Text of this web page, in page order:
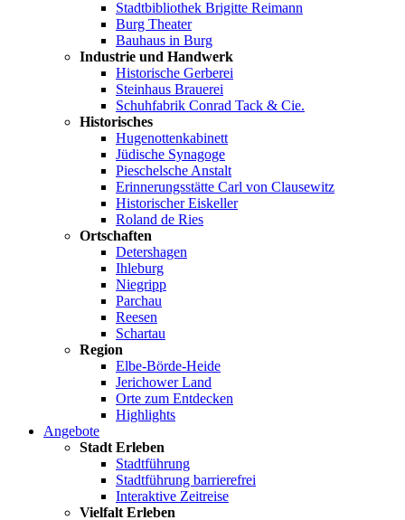
Stadtbibliothek Brigitte Reimann
Burg Theater
Bauhaus in Burg
Industrie und Handwerk
Historische Gerberei
Steinhaus Brauerei
Schuhfabrik Conrad Tack & Cie.
Historisches
Hugenottenkabinett
Jüdische Synagoge
Pieschelsche Anstalt
Erinnerungsstätte Carl von Clausewitz
Historischer Eiskeller
Roland de Ries
Ortschaften
Detershagen
Ihleburg
Niegripp
Parchau
Reesen
Schartau
Region
Elbe-Börde-Heide
Jerichower Land
Orte zum Entdecken
Highlights
Angebote
Stadt Erleben
Stadtführung
Stadtführung barrierefrei
Interaktive Zeitreise
Vielfalt Erleben